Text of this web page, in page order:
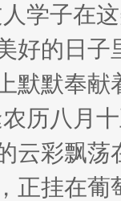
学子在
好的日
默默奉
历八月
云彩飘
正挂在